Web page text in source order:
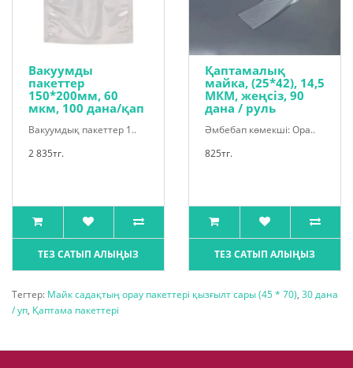
Вакуумды
пакеттер
150*200мм, 60
мкм, 100 дана/қап
Вакуумдық пакеттер 1..
2 835тг.
ТЕЗ САТЫП АЛЫҢЫЗ
Қаптамалық
майка, (25*42), 14,5
МКМ, жеңсіз, 90
дана / руль
Әмбебап көмекші: Ора..
825тг.
ТЕЗ САТЫП АЛЫҢЫЗ
Тегтер: Майк садақтың орау пакеттері қызғылт сары (45 * 70), 30 дана
/ уп, Қаптама пакеттері